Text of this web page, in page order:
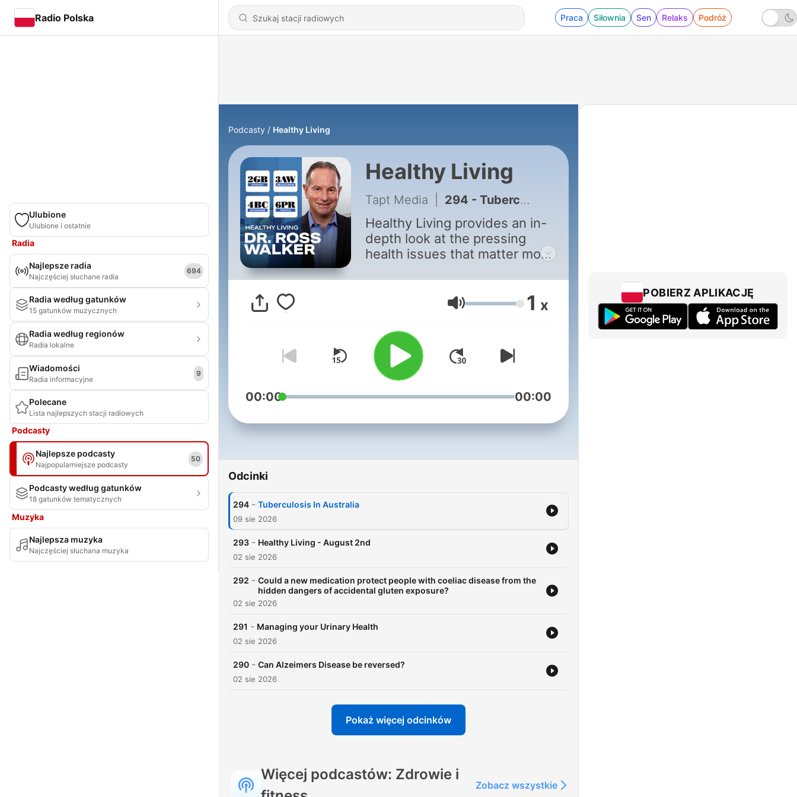
Radio Polska Praca Siłownia Sen Relaks Podróż
Ulubione
Ulubione i ostatnie
Radia
Najlepsze radia
Najczęściej słuchane radia
694
Radia według gatunków
15 gatunków muzycznych
Radia według regionów
Radia lokalne
Wiadomości
Radia informacyjne
9
Polecane
Lista najlepszych stacji radiowych
Podcasty
Najlepsze podcasty
Najpopularniejsze podcasty
50
Podcasty według gatunków
18 gatunków tematycznych
Muzyka
Najlepsza muzyka
Najczęściej słuchana muzyka
Podcasty Healthy Living
Healthy Living
Tapt Media 294 - Tuberculosis In Australia
Healthy Living provides an in-
depth look at the pressing
health issues that matter most
Głośność 1 x
00:00 00:00
Odcinki
294 - Tuberculosis In Australia
09 sie 2026
293 - Healthy Living - August 2nd
02 sie 2026
292 - Could a new medication protect people with coeliac disease from the
hidden dangers of accidental gluten exposure?
02 sie 2026
291 - Managing your Urinary Health
02 sie 2026
290 - Can Alzeimers Disease be reversed?
02 sie 2026
Pokaż więcej odcinków
Więcej podcastów: Zdrowie i
Zobacz wszystkie
POBIERZ APLIKACJĘ